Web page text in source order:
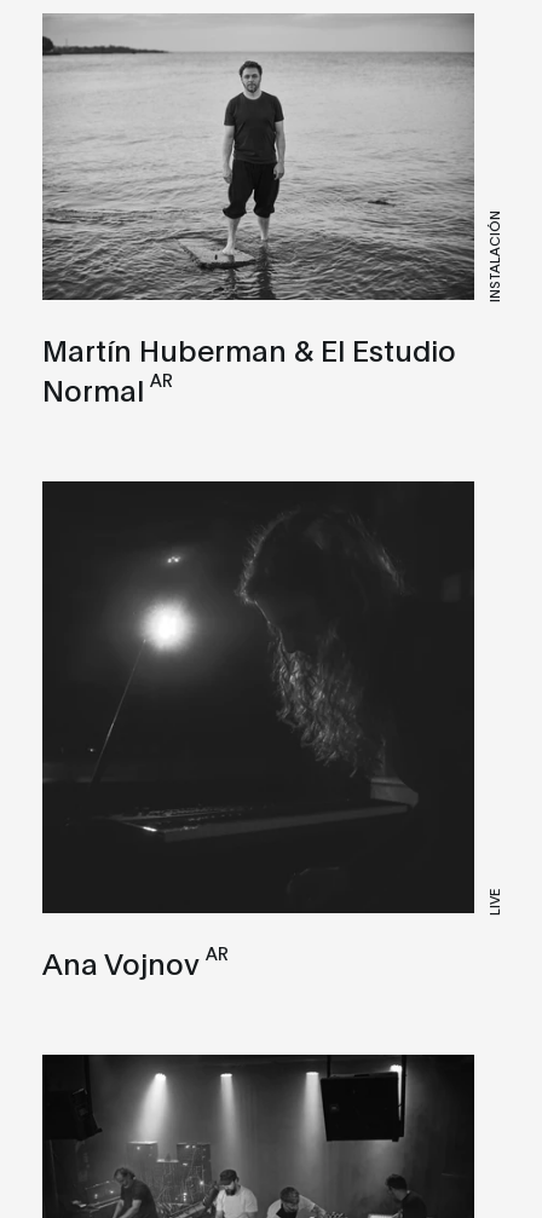
INSTALACIÓN
Martín Huberman & El Estudio
Normal AR
LIVE
Ana Vojnov AR